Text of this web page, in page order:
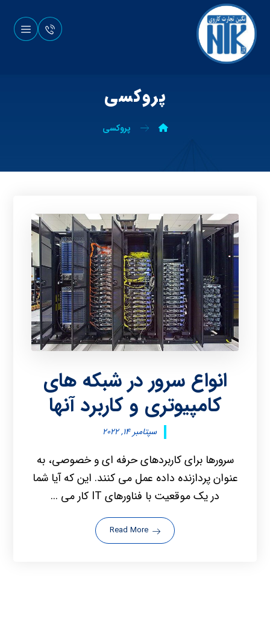
پروکسی
پروکسی
انواع سرور در شبکه های
کامپیوتری و کاربرد آنها
سپتامبر ۱۴, ۲۰۲۲
سرورها برای کاربردهای حرفه ای و خصوصی، به
عنوان پردازنده داده عمل می کنند. این که آیا شما
در یک موقعیت با فناورهای IT کار می ...
Read More